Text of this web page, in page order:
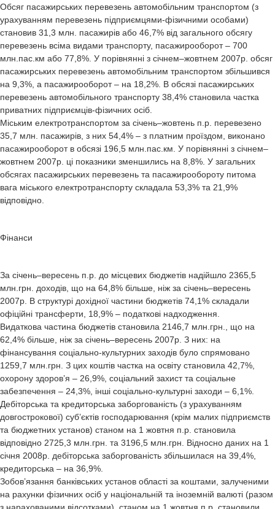
Обсяг пасажирських перевезень автомобільним транспортом (з
урахуванням перевезень підприємцями-фізичними особами)
становив 31,3 млн. пасажирів або 46,7% від загального обсягу
перевезень всіма видами транспорту, пасажирооборот – 700
млн.пас.км або 77,8%. У порівнянні з січнем–жовтнем 2007р. обсяг
пасажирських перевезень автомобільним транспортом збільшився
на 9,3%, а пасажирооборот – на 18,2%. В обсязі пасажирських
перевезень автомобільного транспорту 38,4% становила частка
приватних підприємців-фізичних осіб.
Міським електротранспортом за січень–жовтень п.р. перевезено
35,7 млн. пасажирів, з них 54,4% – з платним проїздом, виконано
пасажирооборот в обсязі 196,5 млн.пас.км. У порівнянні з січнем–
жовтнем 2007р. ці показники зменшились на 8,8%. У загальних
обсягах пасажирських перевезень та пасажирообороту питома
вага міського електротранспорту складала 53,3% та 21,9%
відповідно.
Фінанси
За січень–вересень п.р. до місцевих бюджетів надійшло 2365,5
млн.грн. доходів, що на 64,8% більше, ніж за січень–вересень
2007р. В структурі дохідної частини бюджетів 74,1% складали
офіційні трансферти, 18,9% – податкові надходження.
Видаткова частина бюджетів становила 2146,7 млн.грн., що на
62,4% більше, ніж за січень–вересень 2007р. З них: на
фінансування соціально-культурних заходів було спрямовано
1259,7 млн.грн. З цих коштів частка на освіту становила 42,7%,
охорону здоров’я – 26,9%, соціальний захист та соціальне
забезпечення – 24,3%, інші соціально-культурні заходи – 6,1%.
Дебіторська та кредиторська заборгованість (з урахуванням
довгострокової) суб’єктів господарювання (крім малих підприємств
та бюджетних установ) станом на 1 жовтня п.р. становила
відповідно 2725,3 млн.грн. та 3196,5 млн.грн. Відносно даних на 1
січня 2008р. дебіторська заборгованість збільшилася на 39,4%,
кредиторська – на 36,9%.
Зобов’язання банківських установ області за коштами, залученими
на рахунки фізичних осіб у національній та іноземній валюті (разом